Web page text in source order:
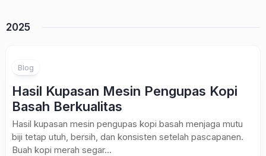
2025
Blog
Hasil Kupasan Mesin Pengupas Kopi
Basah Berkualitas
Hasil kupasan mesin pengupas kopi basah menjaga mutu
biji tetap utuh, bersih, dan konsisten setelah pascapanen.
Buah kopi merah segar...